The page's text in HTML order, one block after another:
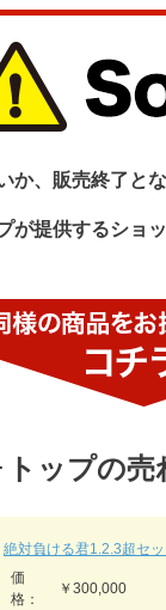
か、販売終了と
が提供するショ
ップの
絶対負ける君1.2.3超セッ
価
格：
￥300,000